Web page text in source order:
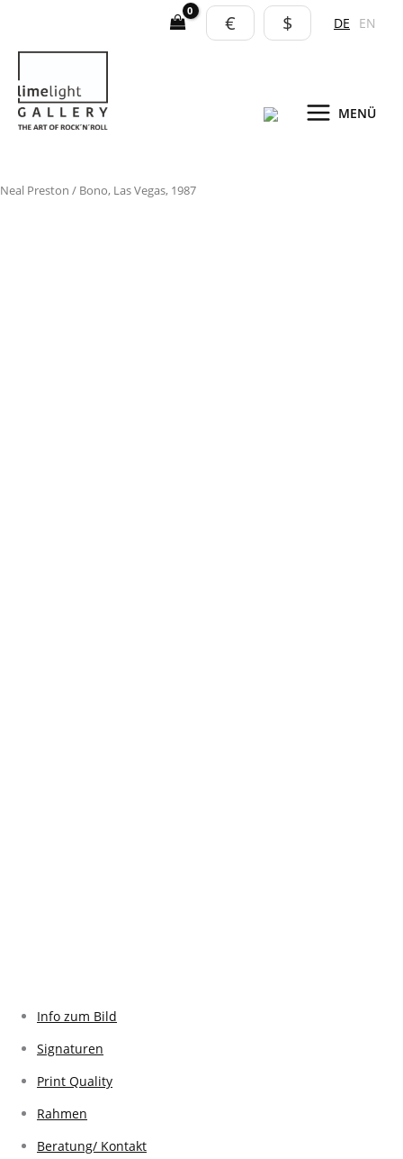
springen
€ $ DE EN
MENÜ
Neal Preston / Bono, Las Vegas, 1987
Info zum Bild
Signaturen
Print Quality
Rahmen
Beratung/ Kontakt
Bono,